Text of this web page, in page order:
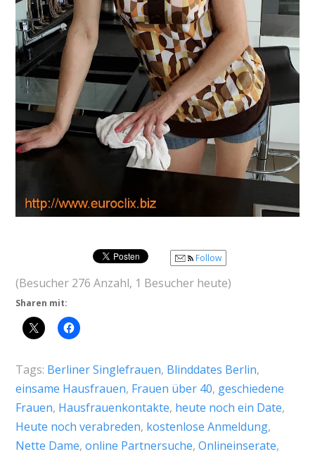
Follow
(Besucher 276 Anzahl, 1 Besucher heute)
Sharen mit:
Tags: Berliner Singlefrauen, Blinddates Berlin,
einsame Hausfrauen, Frauen über 40, geschiedene
Frauen, Hausfrauenkontakte, heute noch ein Date,
Heute noch verabreden, kostenlose Anmeldung,
Nette Dame, online Partnersuche, Onlineinserate,